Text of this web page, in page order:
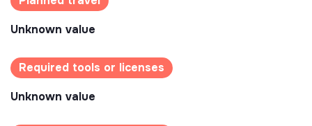
Unknown value
Required tools or licenses
Unknown value